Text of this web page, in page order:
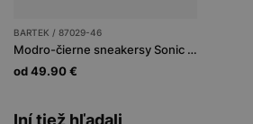
BARTEK / 87029-46
Modro-čierne sneakersy Sonic so svietiacou podrážkou BARTEK 87029-46
od 49.90 €
Iní tiež hľadali